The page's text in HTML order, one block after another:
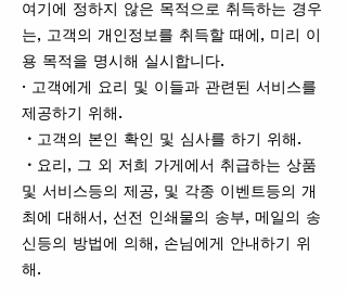
여기에 정하지 않은 목적으로 취득하는 경우
는, 고객의 개인정보를 취득할 때에, 미리 이
용 목적을 명시해 실시합니다.
· 고객에게 요리 및 이들과 관련된 서비스를
제공하기 위해.
・고객의 본인 확인 및 심사를 하기 위해.
・요리, 그 외 저희 가게에서 취급하는 상품
및 서비스등의 제공, 및 각종 이벤트등의 개
최에 대해서, 선전 인쇄물의 송부, 메일의 송
신등의 방법에 의해, 손님에게 안내하기 위
해.